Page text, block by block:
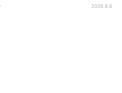
2026.8.6